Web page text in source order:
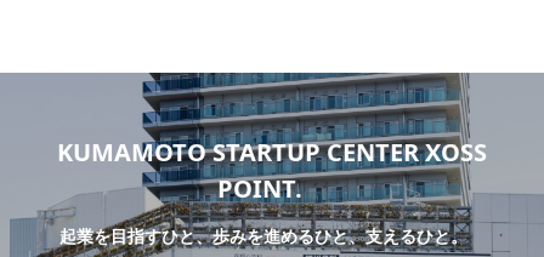
KUMAMOTO STARTUP CENTER XOSS
POINT.
起業を目指すひと、歩みを進めるひと、支えるひと。